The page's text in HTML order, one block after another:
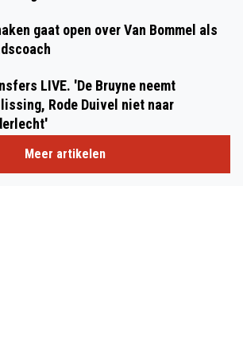
gaat open over Van Bommel als
LIVE. 'De Bruyne neemt
Rode Duivel niet naar
Meer artikelen